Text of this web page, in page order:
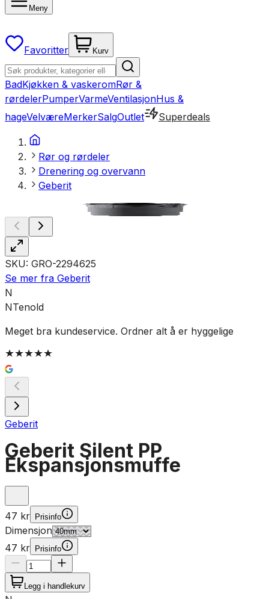
Meny
Favoritter Kurv
BadKjøkken & vaskeromRør &
rørdelerPumperVarmeVentilasjonHus &
hageVelværeMerkerSalgOutlet Superdeals
Rør og rørdeler
Drenering og overvann
Geberit
SKU: GRO-2294625
Se mer fra Geberit
N
NTenold
Meget bra kundeservice. Ordner alt å er hyggelige
Geberit
Geberit Silent PP
Ekspansjonsmuffe
47 kr Prisinfo
Dimensjon
47 kr
Prisinfo
Legg i handlekurv